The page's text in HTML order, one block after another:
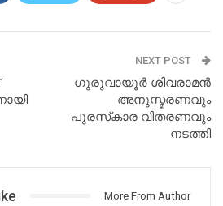
NEXT POST
ഗുരുവായൂർ ശിവരാമൻ
അനുസ്മരണവും
പുരസ്‌കാര വിതരണവും
നടത്തി
More From Author